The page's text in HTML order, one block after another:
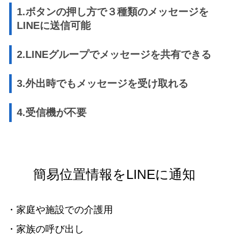
1.ボタンの押し方で３種類のメッセージを
LINEに送信可能
2.LINEグループでメッセージを共有できる
3.外出時でもメッセージを受け取れる
4.受信機が不要
簡易位置情報をLINEに通知
・家庭や施設での介護用
・家族の呼び出し